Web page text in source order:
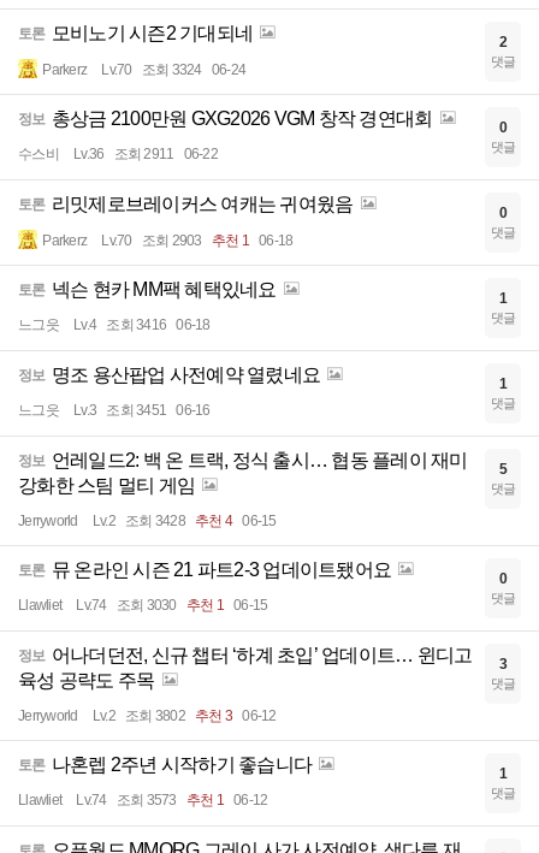
토론 모비노기 시즌2 기대되네
Parkerz Lv.70 조회 3324 06-24
2
댓글
정보 총상금 2100만원 GXG2026 VGM 창작 경연대회
수스비 Lv.36 조회 2911 06-22
0
댓글
토론 리밋제로브레이커스 여캐는 귀여웠음
Parkerz Lv.70 조회 2903 추천 1 06-18
0
댓글
토론 넥슨 현카 MM팩 혜택있네요
느그읏 Lv.4 조회 3416 06-18
1
댓글
정보 명조 용산팝업 사전예약 열렸네요
느그읏 Lv.3 조회 3451 06-16
1
댓글
정보 언레일드2: 백 온 트랙, 정식 출시… 협동 플레이 재미
강화한 스팀 멀티 게임
Jerryworld Lv.2 조회 3428 추천 4 06-15
5
댓글
토론 뮤 온라인 시즌 21 파트2-3 업데이트됐어요
Llawliet Lv.74 조회 3030 추천 1 06-15
0
댓글
정보 어나더던전, 신규 챕터 ‘하계 초입’ 업데이트… 윈디고
육성 공략도 주목
Jerryworld Lv.2 조회 3802 추천 3 06-12
3
댓글
토론 나혼렙 2주년 시작하기 좋습니다
Llawliet Lv.74 조회 3573 추천 1 06-12
1
댓글